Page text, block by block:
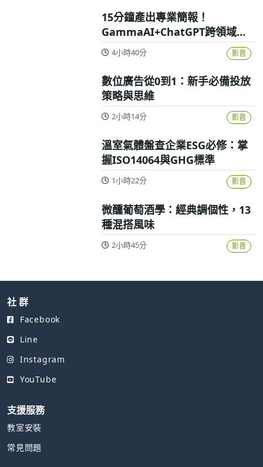
15分鐘產出專業簡報！
GammaAI+ChatGPT跨領域高
效實戰攻略
4小時40分 影音
數位廣告從0到1：新手必備投放
策略與思維
2小時14分 影音
溫室氣體盤查企業ESG必修：掌
握ISO14064與GHG標準
1小時22分 影音
微醺葡萄酒學：經典調個性，13
種混搭風味
2小時45分 影音
社 群
Facebook
Line
Instagram
YouTube
支援服務
教室安裝
常見問題